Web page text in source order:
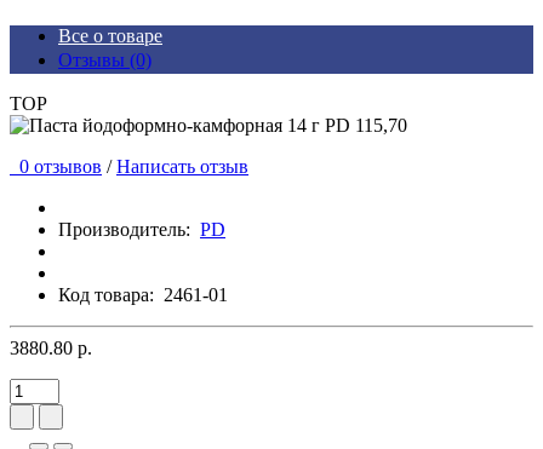
Все о товаре
Отзывы (0)
TOP
0 отзывов / Написать отзыв
Производитель: PD
Код товара: 2461-01
3880.80 р.